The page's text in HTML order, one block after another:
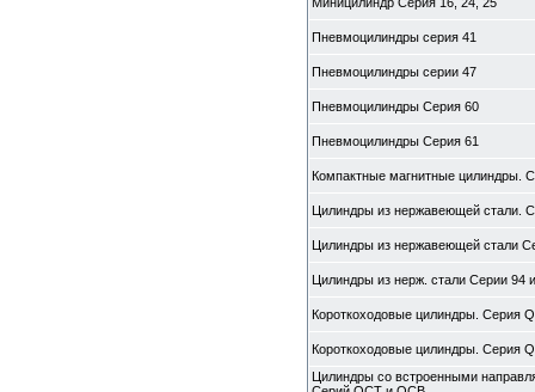
Пневмоцилиндры серия 41
Пневмоцилиндры серии 47
Пневмоцилиндры Серия 60
Пневмоцилиндры Серия 61
Компактные магнитные цилиндры.
Цилиндры из нержавеющей стали.
Цилиндры из нержавеющей стали
Цилиндры из нерж. стали Серии 94
Короткоходовые цилиндры. Серия
Короткоходовые цилиндры. Серия
Цилиндры со встроенными